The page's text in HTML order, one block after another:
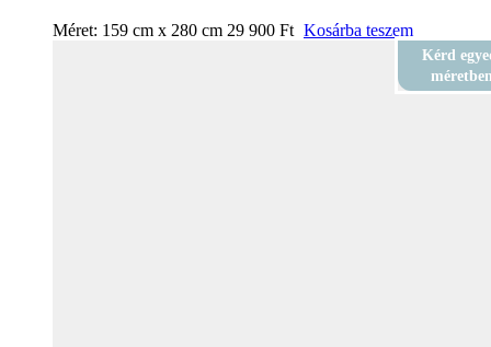
Méret: 159 cm x 280 cm 29 900 Ft Kosárba teszem
Kérd